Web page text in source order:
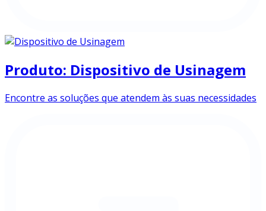
Produto: Dispositivo de Usinagem
Encontre as soluções que atendem às suas necessidades